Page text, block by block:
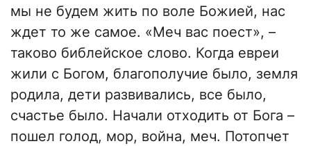
мы не будем жить по воле Божией, нас
ждет то же самое. «Меч вас поест», –
таково библейское слово. Когда евреи
жили с Богом, благополучие было, земля
родила, дети развивались, все было,
счастье было. Начали отходить от Бога –
пошел голод, мор, война, меч. Потопчет